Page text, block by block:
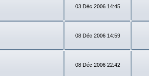
03 Déc 2006 14:45
08 Déc 2006 14:59
08 Déc 2006 22:42